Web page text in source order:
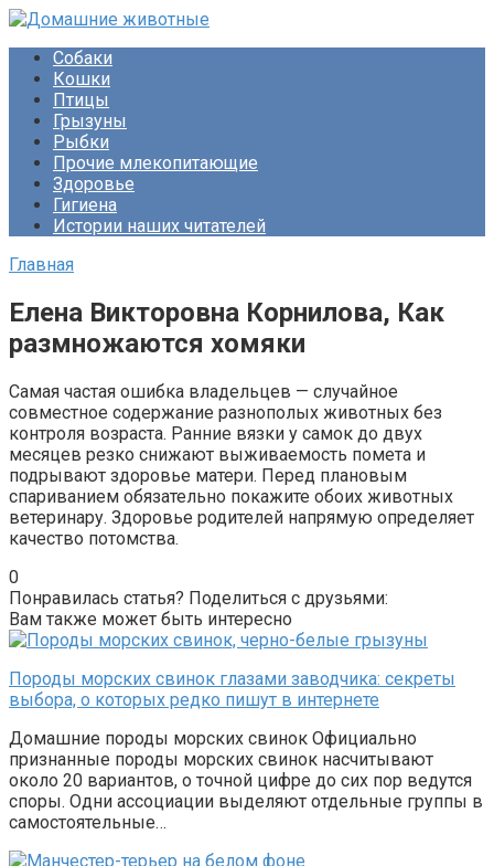
Перейти
контентуСобаки
Кошки
Птицы
Грызуны
Рыбки
Прочие млекопитающие
Здоровье
Гигиена
Истории наших читателей
Главная
Елена Викторовна Корнилова, Как
размножаются хомяки
Самая частая ошибка владельцев — случайное
совместное содержание разнополых животных без
контроля возраста. Ранние вязки у самок до двух
месяцев резко снижают выживаемость помета и
подрывают здоровье матери. Перед плановым
спариванием обязательно покажите обоих животных
ветеринару. Здоровье родителей напрямую определяет
качество потомства.
0
Понравилась статья? Поделиться с друзьями:
Вам также может быть интересно
Породы морских свинок глазами заводчика: секреты
выбора, о которых редко пишут в интернете
Домашние породы морских свинок Официально
признанные породы морских свинок насчитывают
около 20 вариантов, о точной цифре до сих пор ведутся
споры. Одни ассоциации выделяют отдельные группы в
самостоятельные…